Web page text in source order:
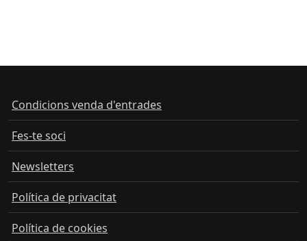
Condicions venda d'entrades
Fes-te soci
Newsletters
Política de privacitat
Política de cookies